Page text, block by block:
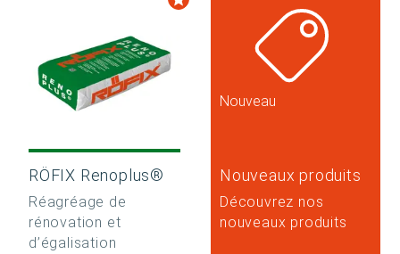
RÖFIX Renoplus®
Réagréage de
rénovation et
d’égalisation
Nouveau
Nouveaux produits
Découvrez nos
nouveaux produits